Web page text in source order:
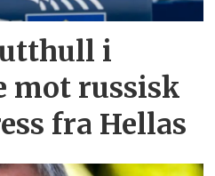
i
mot russisk
fra Hellas